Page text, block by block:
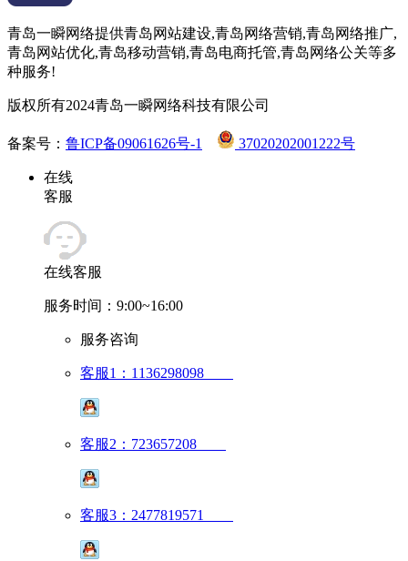
青岛一瞬网络提供青岛网站建设,青岛网络营销,青岛网络推广,
青岛网站优化,青岛移动营销,青岛电商托管,青岛网络公关等多
种服务!
版权所有2024青岛一瞬网络科技有限公司
备案号： 鲁ICP备09061626号-1 37020202001222号
在线
客服
在线客服
服务时间：9:00~16:00
服务咨询
客服1：1136298098
客服2：723657208
客服3：2477819571